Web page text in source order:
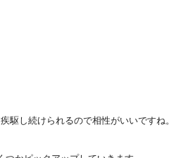
し続けられるので相性がいいですね。